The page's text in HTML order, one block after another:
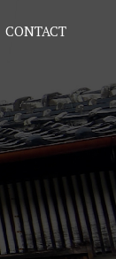
CONTACT